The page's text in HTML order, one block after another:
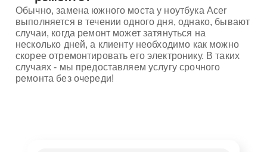
Обычно, замена южного моста у ноутбука Acer
выполняется в течении одного дня, однако, бывают
случаи, когда ремонт может затянуться на
несколько дней, а клиенту необходимо как можно
скорее отремонтировать его электронику. В таких
случаях - мы предоставляем услугу срочного
ремонта без очереди!